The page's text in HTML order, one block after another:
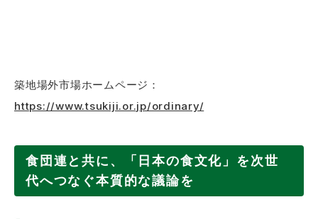
築地場外市場ホームページ：
https://www.tsukiji.or.jp/ordinary/
食団連と共に、「日本の食文化」を次世
代へつなぐ本質的な議論を